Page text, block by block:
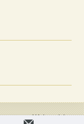
Webansicht